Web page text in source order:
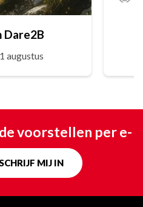
Dare2B
augustus
voorstellen per e-
MIJ IN